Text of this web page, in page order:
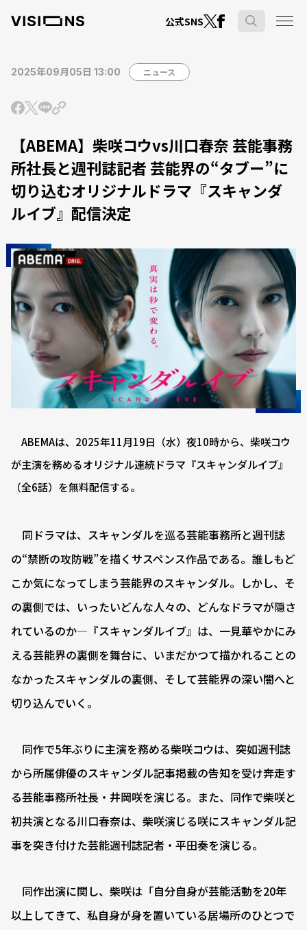
公式SNS
2025年09月05日 13:00 ニュース
【ABEMA】柴咲コウvs川口春奈 芸能事務
所社長と週刊誌記者 芸能界の“タブー”に
切り込むオリジナルドラマ『スキャンダ
ルイブ』配信決定
ABEMAは、2025年11月19日（水）夜10時から、柴咲コウ
が主演を務めるオリジナル連続ドラマ『スキャンダルイブ』
（全6話）を無料配信する。
同ドラマは、スキャンダルを巡る芸能事務所と週刊誌
の“禁断の攻防戦”を描くサスペンス作品である。誰しもど
こか気になってしまう芸能界のスキャンダル。しかし、そ
の裏側では、いったいどんな人々の、どんなドラマが隠さ
れているのか―『スキャンダルイブ』は、一見華やかにみ
える芸能界の裏側を舞台に、いまだかつて描かれることの
なかったスキャンダルの裏側、そして芸能界の深い闇へと
切り込んでいく。
同作で5年ぶりに主演を務める柴咲コウは、突如週刊誌
から所属俳優のスキャンダル記事掲載の告知を受け奔走す
る芸能事務所社長・井岡咲を演じる。また、同作で柴咲と
初共演となる川口春奈は、柴咲演じる咲にスキャンダル記
事を突き付けた芸能週刊誌記者・平田奏を演じる。
同作出演に関し、柴咲は「自分自身が芸能活動を20年
以上してきて、私自身が身を置いている居場所のひとつで